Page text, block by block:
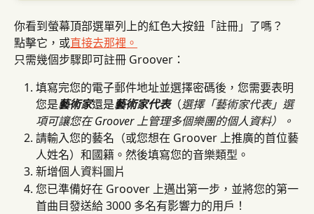
你看到螢幕頂部選單列上的紅色大按鈕「註冊」了嗎？
點擊它，或直接去那裡。
只需幾個步驟即可註冊 Groover：
填寫完您的電子郵件地址並選擇密碼後，您需要表明
您是藝術家還是藝術家代表（選擇「藝術家代表」選
項可讓您在 Groover 上管理多個樂團的個人資料）。
請輸入您的藝名（或您想在 Groover 上推廣的首位藝
人姓名）和國籍。然後填寫您的音樂類型。
新增個人資料圖片
您已準備好在 Groover 上邁出第一步，並將您的第一
首曲目發送給 3000 多名有影響力的用戶！